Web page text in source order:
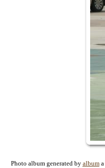
Photo album generated by albuma